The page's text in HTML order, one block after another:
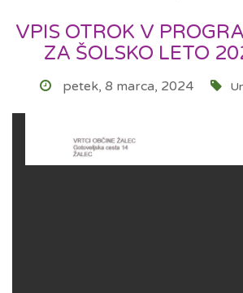
VPIS OTROK V
ZA ŠOLSKO LETO
petek, 8 marca, 2024